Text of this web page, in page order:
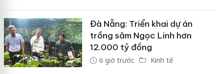
Đà Nẵng: Triển khai dự án
trồng sâm Ngọc Linh hơn
12.000 tỷ đồng
6 giờ trước Kinh tế